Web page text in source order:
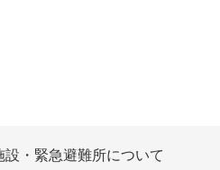
設・緊急避難所について